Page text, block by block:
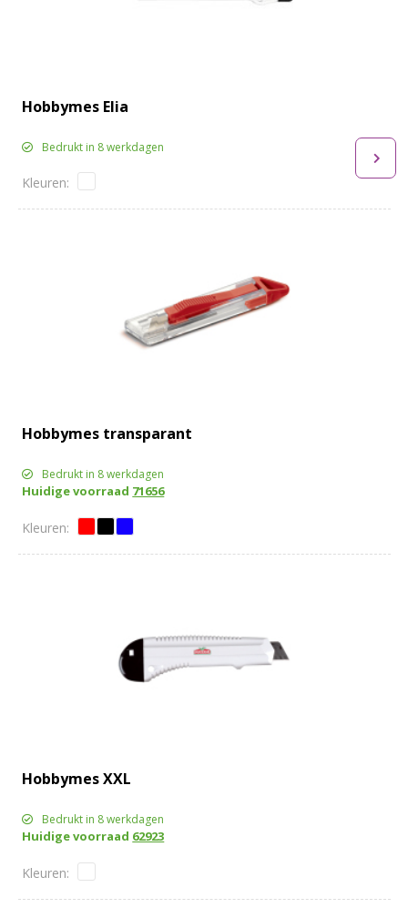
Hobbymes Elia
Bedrukt in 8 werkdagen
Hobbymes transparant
Bedrukt in 8 werkdagen
Huidige voorraad 71656
Hobbymes XXL
Bedrukt in 8 werkdagen
Huidige voorraad 62923